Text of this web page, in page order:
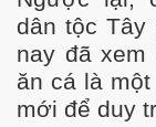
dân tộc Tây
nay đã xem
ăn cá là một
mới để duy